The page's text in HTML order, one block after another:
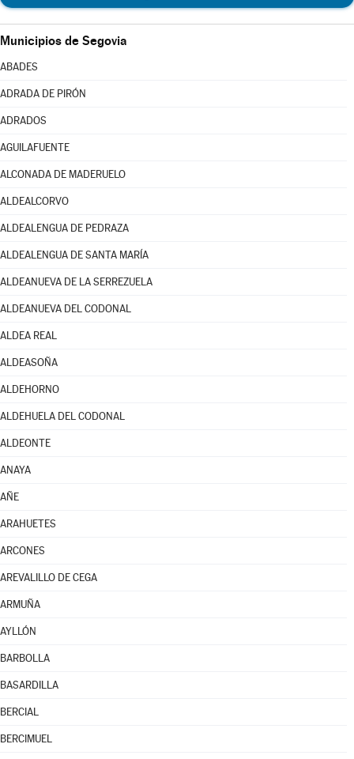
Municipios de Segovia
ABADES
ADRADA DE PIRÓN
ADRADOS
AGUILAFUENTE
ALCONADA DE MADERUELO
ALDEALCORVO
ALDEALENGUA DE PEDRAZA
ALDEALENGUA DE SANTA MARÍA
ALDEANUEVA DE LA SERREZUELA
ALDEANUEVA DEL CODONAL
ALDEA REAL
ALDEASOÑA
ALDEHORNO
ALDEHUELA DEL CODONAL
ALDEONTE
ANAYA
AÑE
ARAHUETES
ARCONES
AREVALILLO DE CEGA
ARMUÑA
AYLLÓN
BARBOLLA
BASARDILLA
BERCIAL
BERCIMUEL